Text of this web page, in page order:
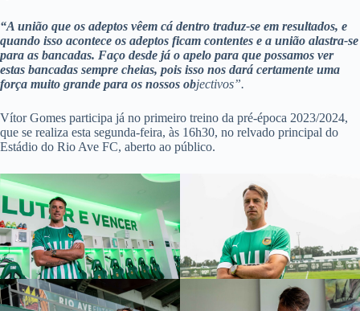
“A união que os adeptos vêem cá dentro traduz-se em resultados, e
quando isso acontece os adeptos ficam contentes e a união alastra-se
para as bancadas. Faço desde já o apelo para que possamos ver
estas bancadas sempre cheias, pois isso nos dará certamente uma
força muito grande para os nossos objectivos”.
Vítor Gomes participa já no primeiro treino da pré-época 2023/2024,
que se realiza esta segunda-feira, às 16h30, no relvado principal do
Estádio do Rio Ave FC, aberto ao público.